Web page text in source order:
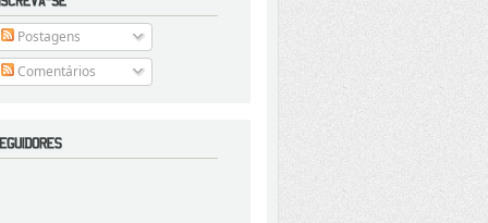
Postagens
Comentários